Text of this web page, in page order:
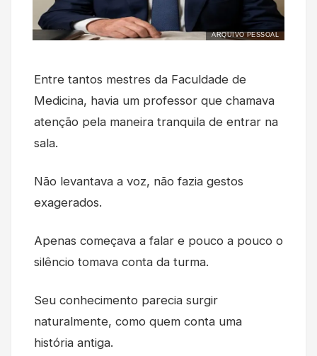
ARQUIVO PESSOAL
Entre tantos mestres da Faculdade de
Medicina, havia um professor que chamava
atenção pela maneira tranquila de entrar na
sala.
Não levantava a voz, não fazia gestos
exagerados.
Apenas começava a falar e pouco a pouco o
silêncio tomava conta da turma.
Seu conhecimento parecia surgir
naturalmente, como quem conta uma
história antiga.